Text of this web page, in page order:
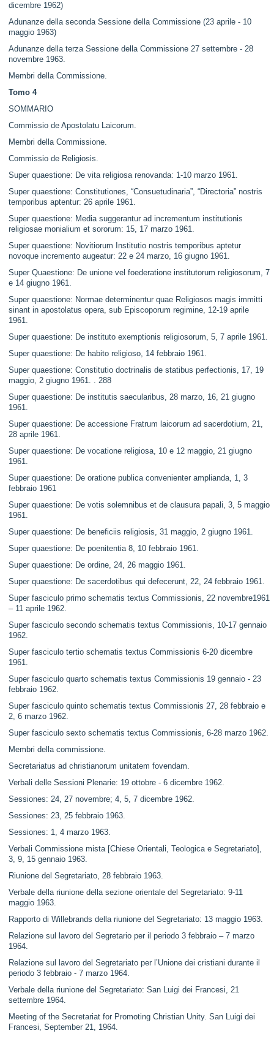
dicembre 1962)
Adunanze della seconda Sessione della Commissione (23 aprile - 10
maggio 1963)
Adunanze della terza Sessione della Commissione 27 settembre - 28
novembre 1963.
Membri della Commissione.
Tomo 4
SOMMARIO
Commissio de Apostolatu Laicorum.
Membri della Commissione.
Commissio de Religiosis.
Super quaestione: De vita religiosa renovanda: 1-10 marzo 1961.
Super quaestione: Constitutiones, “Consuetudinaria”, “Directoria” nostris
temporibus aptentur: 26 aprile 1961.
Super quaestione: Media suggerantur ad incrementum institutionis
religiosae monialium et sororum: 15, 17 marzo 1961.
Super quaestione: Novitiorum Institutio nostris temporibus aptetur
novoque incremento augeatur: 22 e 24 marzo, 16 giugno 1961.
Super Quaestione: De unione vel foederatione institutorum religiosorum, 7
e 14 giugno 1961.
Super quaestione: Normae determinentur quae Religiosos magis immitti
sinant in apostolatus opera, sub Episcoporum regimine, 12-19 aprile
1961.
Super quaestione: De instituto exemptionis religiosorum, 5, 7 aprile 1961.
Super quaestione: De habito religioso, 14 febbraio 1961.
Super quaestione: Constitutio doctrinalis de statibus perfectionis, 17, 19
maggio, 2 giugno 1961. . 288
Super quaestione: De institutis saecularibus, 28 marzo, 16, 21 giugno
1961.
Super quaestione: De accessione Fratrum laicorum ad sacerdotium, 21,
28 aprile 1961.
Super quaestione: De vocatione religiosa, 10 e 12 maggio, 21 giugno
1961.
Super quaestione: De oratione publica convenienter amplianda, 1, 3
febbraio 1961
Super quaestione: De votis solemnibus et de clausura papali, 3, 5 maggio
1961.
Super quaestione: De beneficiis religiosis, 31 maggio, 2 giugno 1961.
Super quaestione: De poenitentia 8, 10 febbraio 1961.
Super quaestione: De ordine, 24, 26 maggio 1961.
Super quaestione: De sacerdotibus qui defecerunt, 22, 24 febbraio 1961.
Super fasciculo primo schematis textus Commissionis, 22 novembre1961
– 11 aprile 1962.
Super fasciculo secondo schematis textus Commissionis, 10-17 gennaio
1962.
Super fasciculo tertio schematis textus Commissionis 6-20 dicembre
1961.
Super fasciculo quarto schematis textus Commissionis 19 gennaio - 23
febbraio 1962.
Super fasciculo quinto schematis textus Commissionis 27, 28 febbraio e
2, 6 marzo 1962.
Super fasciculo sexto schematis textus Commissionis, 6-28 marzo 1962.
Membri della commissione.
Secretariatus ad christianorum unitatem fovendam.
Verbali delle Sessioni Plenarie: 19 ottobre - 6 dicembre 1962.
Sessiones: 24, 27 novembre; 4, 5, 7 dicembre 1962.
Sessiones: 23, 25 febbraio 1963.
Sessiones: 1, 4 marzo 1963.
Verbali Commissione mista [Chiese Orientali, Teologica e Segretariato],
3, 9, 15 gennaio 1963.
Riunione del Segretariato, 28 febbraio 1963.
Verbale della riunione della sezione orientale del Segretariato: 9-11
maggio 1963.
Rapporto di Willebrands della riunione del Segretariato: 13 maggio 1963.
Relazione sul lavoro del Segretario per il periodo 3 febbraio – 7 marzo
1964.
Relazione sul lavoro del Segretariato per l’Unione dei cristiani durante il
periodo 3 febbraio - 7 marzo 1964.
Verbale della riunione del Segretariato: San Luigi dei Francesi, 21
settembre 1964.
Meeting of the Secretariat for Promoting Christian Unity. San Luigi dei
Francesi, September 21, 1964.